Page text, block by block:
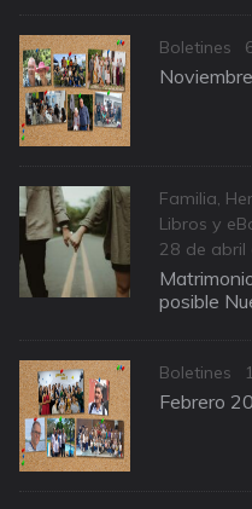
Categories
Boletines
Categories
Familia,
Libros y
Posted
on
28 de abril
posible
Categories
Boletines
Febrero